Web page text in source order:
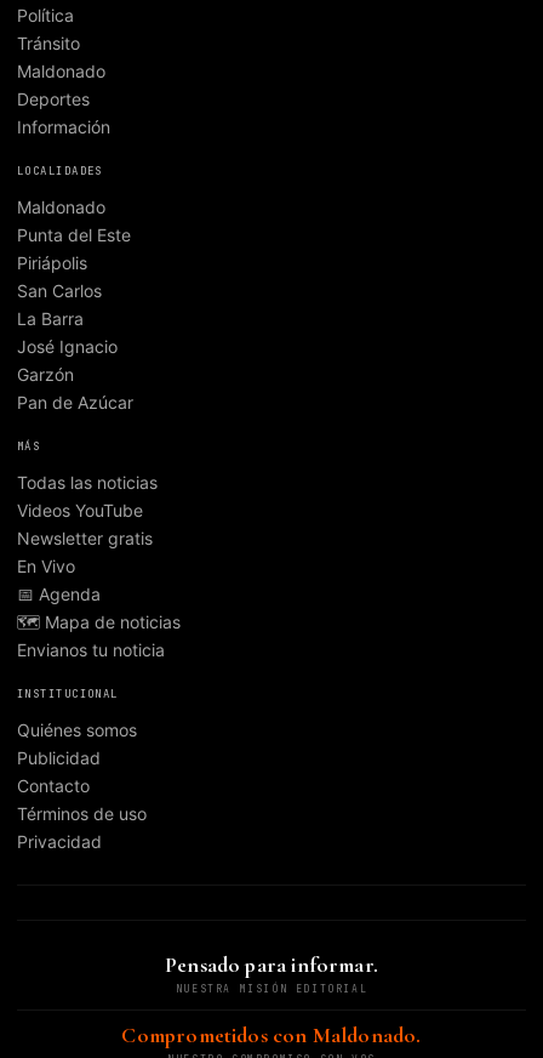
Política
Tránsito
Maldonado
Deportes
Información
LOCALIDADES
Maldonado
Punta del Este
Piriápolis
San Carlos
La Barra
José Ignacio
Garzón
Pan de Azúcar
MÁS
Todas las noticias
Videos YouTube
Newsletter gratis
En Vivo
📅 Agenda
🗺️ Mapa de noticias
Envianos tu noticia
INSTITUCIONAL
Quiénes somos
Publicidad
Contacto
Términos de uso
Privacidad
Pensado para informar.
NUESTRA MISIÓN EDITORIAL
Comprometidos con Maldonado.